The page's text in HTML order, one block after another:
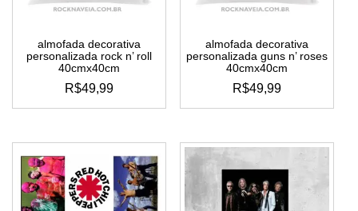
almofada decorativa
personalizada rock n’ roll
40cmx40cm
R$49,99
almofada decorativa
personalizada guns n’ roses
40cmx40cm
R$49,99